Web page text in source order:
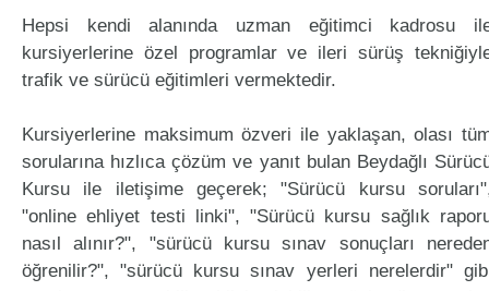
Hepsi kendi alanında uzman eğitimci kadrosu
kursiyerlerine özel programlar ve ileri sürüş
trafik ve sürücü eğitimleri vermektedir.
Kursiyerlerine maksimum özveri ile yaklaşan, olası
sorularına hızlıca çözüm ve yanıt bulan Beydağlı
Kursu ile iletişime geçerek; "Sürücü kursu
"online ehliyet testi linki", "Sürücü kursu sağlık
nasıl alınır?", "sürücü kursu sınav sonuçları
öğrenilir?", "sürücü kursu sınav yerleri nerelerdir"